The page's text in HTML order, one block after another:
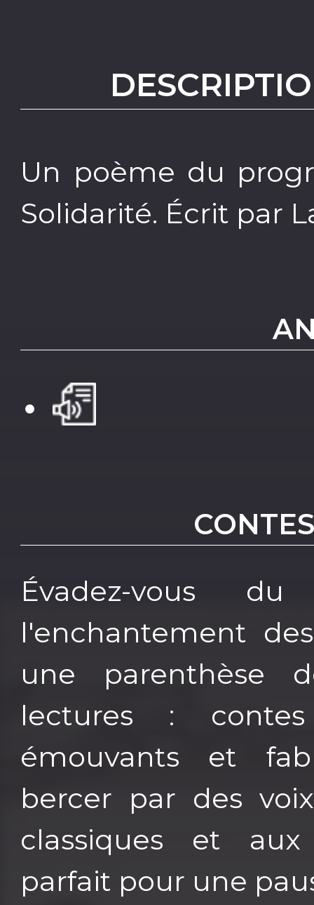
Un poème du
Solidarité. Écrit par
Évadez-vous
l'enchantement
une parenthèse
lectures :
émouvants et
bercer par des
classiques et aux
parfait pour une